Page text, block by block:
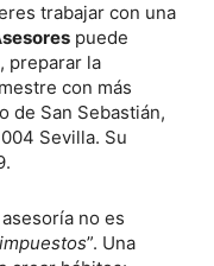
trabajar con una
puede
preparar la
con más
de San Sebastián,
Sevilla. Su
no es
”. Una